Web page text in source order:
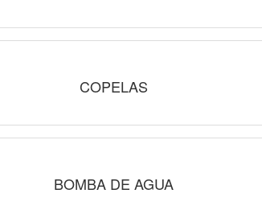
COPELAS
BOMBA DE AGUA